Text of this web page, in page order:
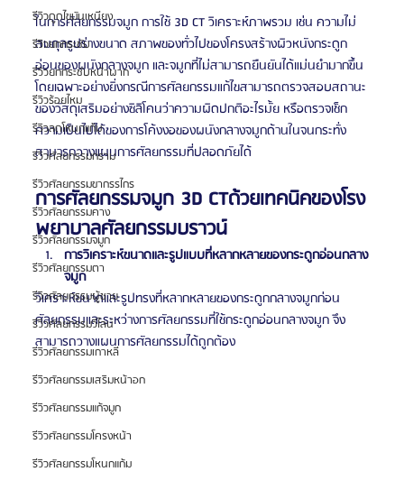
รีวิวดูดไขมันเหนียง
รีวิวยกกระชับ
รีวิวยกกระชับหน้าผาก
รีวิวร้อยไหม
รีวิวลดโหนกแก้ม
รีวิวศัลยกรรมกราม
รีวิวศัลยกรรมขากรรไกร
รีวิวศัลยกรรมคาง
รีวิวศัลยกรรมจมูก
รีวิวศัลยกรรมตา
รีวิวศัลยกรรมผู้ชาย
รีวิวศัลยกรรมวีไลน์
รีวิวศัลยกรรมเกาหลี
รีวิวศัลยกรรมเสริมหน้าอก
รีวิวศัลยกรรมแก้จมูก
รีวิวศัลยกรรมโครงหน้า
รีวิวศัลยกรรมโหนกแก้ม
ในการศัลยกรรมจมูก การใช้ 3D CT วิเคราะห์ภาพรวม เช่น ความไม่
สมดุลรูปร่างขนาด สภาพของทั่วไปของโครงสร้างผิวหนังกระดูก
อ่อนของผนังกลางจมูก และจมูกที่ไม่สามารถยืนยันได้แม่นยำมากขึ้น
โดยเฉพาะอย่างยิ่งกรณีการศัลยกรรมแก้ไขสามารถตรวจสอบสถานะ
ของวัสดุเสริมอย่างซิลิโคนว่าความผิดปกติอะไรมั้ย หรือตรวจเช็ก
ความเป็นไปได้ของการโค้งงอของผนังกลางจมูกด้านในจนกระทั่ง
สามารถวางแผนการศัลยกรรมที่ปลอดภัยได้
การศัลยกรรมจมูก 3D CTด้วยเทคนิคของโรง
พยาบาลศัลยกรรมบราวน์
การวิเคราะห์ขนาดและรูปแบบที่หลากหลายของกระดูกอ่อนกลาง
จมูก
วิเคราะห์ขนาดและรูปทรงที่หลากหลายของกระดูกกลางจมูกก่อน
ศัลยกรรมและระหว่างการศัลยกรรมที่ใช้กระดูกอ่อนกลางจมูก จึง
สามารถวางแผนการศัลยกรรมได้ถูกต้อง